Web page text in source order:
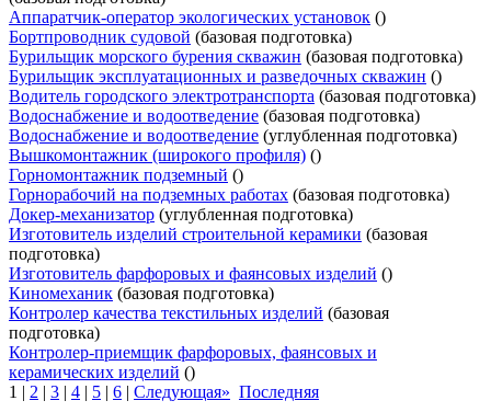
Аппаратчик-оператор экологических установок ()
Бортпроводник судовой (базовая подготовка)
Бурильщик морского бурения скважин (базовая подготовка)
Бурильщик эксплуатационных и разведочных скважин ()
Водитель городского электротранспорта (базовая подготовка)
Водоснабжение и водоотведение (базовая подготовка)
Водоснабжение и водоотведение (углубленная подготовка)
Вышкомонтажник (широкого профиля) ()
Горномонтажник подземный ()
Горнорабочий на подземных работах (базовая подготовка)
Докер-механизатор (углубленная подготовка)
Изготовитель изделий строительной керамики (базовая
подготовка)
Изготовитель фарфоровых и фаянсовых изделий ()
Киномеханик (базовая подготовка)
Контролер качества текстильных изделий (базовая
подготовка)
Контролер-приемщик фарфоровых, фаянсовых и
керамических изделий ()
1 | 2 | 3 | 4 | 5 | 6 | Следующая» Последняя